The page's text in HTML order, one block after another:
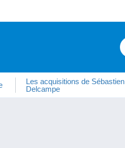
Les acquisitions de Sébastien
Delcampe